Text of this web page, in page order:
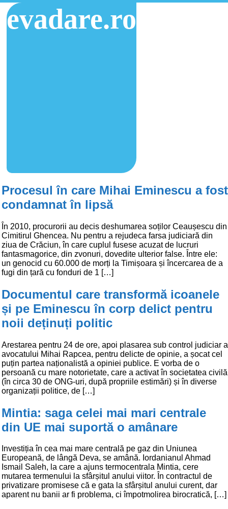
evadare.ro
Procesul în care Mihai Eminescu a fost
condamnat în lipsă
În 2010, procurorii au decis deshumarea soților Ceaușescu din
Cimitirul Ghencea. Nu pentru a rejudeca farsa judiciară din
ziua de Crăciun, în care cuplul fusese acuzat de lucruri
fantasmagorice, din zvonuri, dovedite ulterior false. Între ele:
un genocid cu 60.000 de morți la Timișoara și încercarea de a
fugi din țară cu fonduri de 1 […]
Documentul care transformă icoanele
și pe Eminescu în corp delict pentru
noii deținuți politic
Arestarea pentru 24 de ore, apoi plasarea sub control judiciar a
avocatului Mihai Rapcea, pentru delicte de opinie, a șocat cel
puțin partea naționalistă a opiniei publice. E vorba de o
persoană cu mare notorietate, care a activat în societatea civilă
(în circa 30 de ONG-uri, după propriile estimări) și în diverse
organizații politice, de […]
Mintia: saga celei mai mari centrale
din UE mai suportă o amânare
Investiția în cea mai mare centrală pe gaz din Uniunea
Europeană, de lângă Deva, se amână. Iordanianul Ahmad
Ismail Saleh, la care a ajuns termocentrala Mintia, cere
mutarea termenului la sfârșitul anului viitor. În contractul de
privatizare promisese că e gata la sfârșitul anului curent, dar
aparent nu banii ar fi problema, ci împotmolirea birocratică, […]